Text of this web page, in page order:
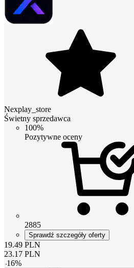
Nexplay_store
Świetny sprzedawca
100%
Pozytywne oceny
2885
Sprawdź szczegóły oferty
19.49 PLN
23.17 PLN
-16%